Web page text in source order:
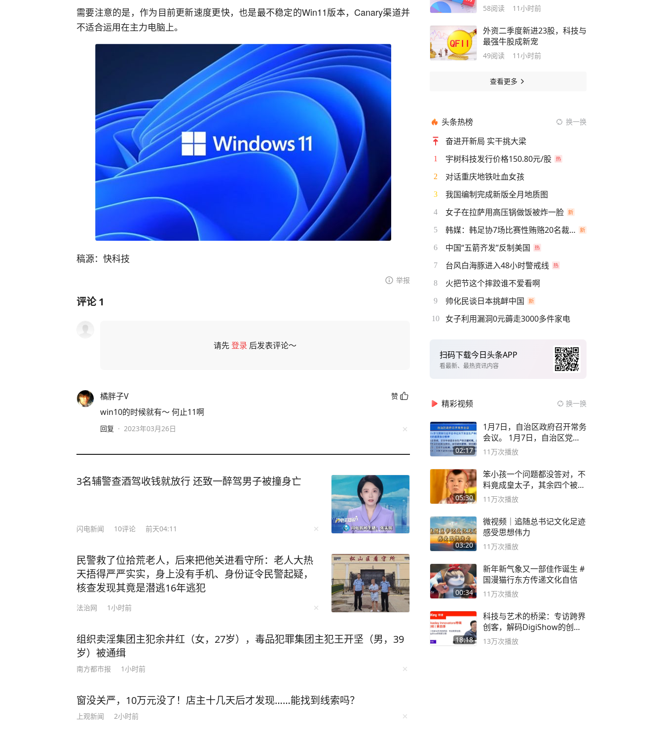
需要注意的是，作为目前更新速度更快，也是最不稳定的Win11版本，Canary渠道并
不适合运用在主力电脑上。
稿源：快科技
举报
评论1
请先登录 后发表评论～
橘胖子V 赞
win10的时候就有～ 何止11啊
回复 · 2023年03月26日
3名辅警查酒驾收钱就放行 还致一醉驾男子被撞身亡
闪电新闻 10评论 前天04:11
民警救了位拾荒老人，后来把他关进看守所：老人大热
天捂得严严实实，身上没有手机、身份证令民警起疑，
核查发现其竟是潜逃16年逃犯
法治网 1小时前
组织卖淫集团主犯余井红（女，27岁），毒品犯罪集团主犯王开坚（男，39
岁）被通缉
南方都市报 1小时前
窗没关严，10万元没了！店主十几天后才发现……能找到线索吗？
上观新闻 2小时前
58阅读 11小时前
外资二季度新进23股，科技与
最强牛股成新宠
49阅读 11小时前
查看更多
头条热榜 换一换
奋进开新局 实干挑大梁
1 宇树科技发行价格150.80元/股
2 对话重庆地铁吐血女孩
3 我国编制完成新版全月地质图
4 女子在拉萨用高压锅做饭被炸一脸
5 韩媒：韩足协7场比赛性贿赂20名裁判
6 中国“五箭齐发”反制美国
7 台风白海豚进入48小时警戒线
8 火把节这个摔跤谁不爱看啊
9 帅化民谈日本挑衅中国
10 女子利用漏洞0元薅走3000多件家电
扫码下载今日头条APP
看最新、最热资讯内容
精彩视频 换一换
02:17
1月7日，自治区政府召开常务
会议。 1月7日，自治区党委
副书记
11万次播放
05:30
笨小孩一个问题都没答对，不
料竟成皇太子，其余四个被处
死
11万次播放
03:20
微视频｜追随总书记文化足迹
感受思想伟力
11万次播放
00:34
新年新气象又一部佳作诞生 #
国漫猫行东方传递文化自信
11万次播放
18:18
科技与艺术的桥梁：专访跨界
创客，解码DigiShow的创新
之路
13万次播放